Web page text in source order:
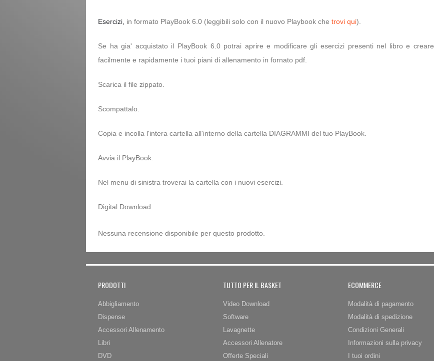
Esercizi, in formato PlayBook 6.0 (leggibili solo con il nuovo Playbook che trovi qui).
Se ha gia' acquistato il PlayBook 6.0 potrai aprire e modificare gli esercizi presenti nel libro e creare
facilmente e rapidamente i tuoi piani di allenamento in fornato pdf.
Scarica il file zippato.
Scompattalo.
Copia e incolla l'intera cartella all'interno della cartella DIAGRAMMI del tuo PlayBook.
Avvia il PlayBook.
Nel menu di sinistra troverai la cartella con i nuovi esercizi.
Digital Download
Nessuna recensione disponibile per questo prodotto.
PRODOTTI
Abbigliamento
Dispense
Accessori Allenamento
Libri
DVD
TUTTO PER IL BASKET
Video Download
Software
Lavagnette
Accessori Allenatore
Offerte Speciali
ECOMMERCE
Modalità di pagamento
Modalità di spedizione
Condizioni Generali
Informazioni sulla privacy
I tuoi ordini